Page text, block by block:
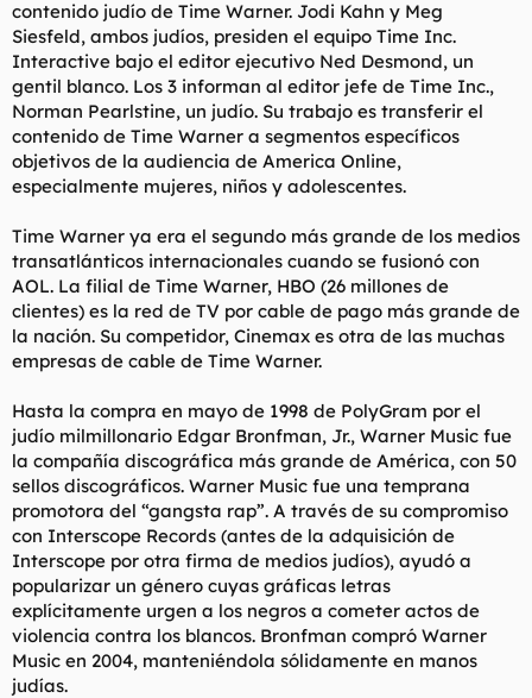
contenido judío de Time Warner. Jodi Kahn y Meg
Siesfeld, ambos judíos, presiden el equipo Time Inc.
Interactive bajo el editor ejecutivo Ned Desmond, un
gentil blanco. Los 3 informan al editor jefe de Time Inc.,
Norman Pearlstine, un judío. Su trabajo es transferir el
contenido de Time Warner a segmentos específicos
objetivos de la audiencia de America Online,
especialmente mujeres, niños y adolescentes.
Time Warner ya era el segundo más grande de los medios
transatlánticos internacionales cuando se fusionó con
AOL. La filial de Time Warner, HBO (26 millones de
clientes) es la red de TV por cable de pago más grande de
la nación. Su competidor, Cinemax es otra de las muchas
empresas de cable de Time Warner.
Hasta la compra en mayo de 1998 de PolyGram por el
judío milmillonario Edgar Bronfman, Jr., Warner Music fue
la compañía discográfica más grande de América, con 50
sellos discográficos. Warner Music fue una temprana
promotora del “gangsta rap”. A través de su compromiso
con Interscope Records (antes de la adquisición de
Interscope por otra firma de medios judíos), ayudó a
popularizar un género cuyas gráficas letras
explícitamente urgen a los negros a cometer actos de
violencia contra los blancos. Bronfman compró Warner
Music en 2004, manteniéndola sólidamente en manos
judías.